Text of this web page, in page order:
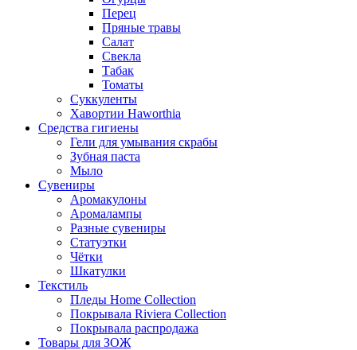
Перец
Пряные травы
Салат
Свекла
Табак
Томаты
Суккуленты
Хавортии Haworthia
Средства гигиены
Гели для умывания скрабы
Зубная паста
Мыло
Сувениры
Аромакулоны
Аромалампы
Разные сувениры
Статуэтки
Чётки
Шкатулки
Текстиль
Пледы Home Collection
Покрывала Riviera Collection
Покрывала распродажа
Товары для ЗОЖ